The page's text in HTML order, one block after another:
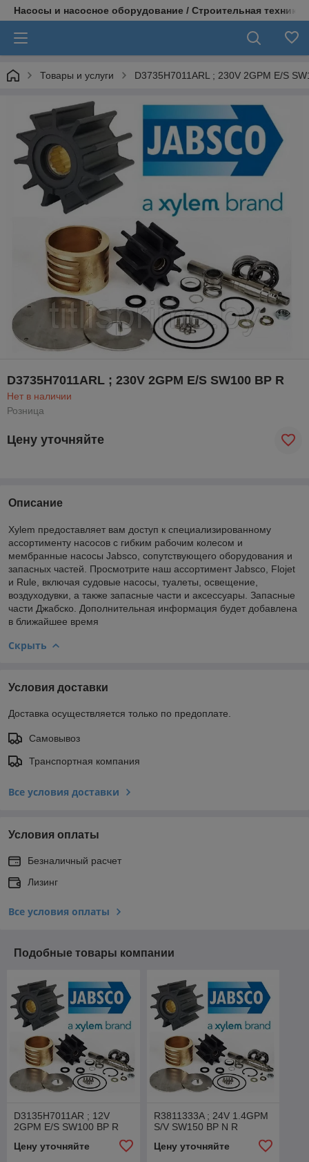
Насосы и насосное оборудование / Строительная техника
Товары и услуги D3735H7011ARL ; 230V 2GPM E/S
D3735H7011ARL ; 230V 2GPM E/S SW100 BP R
Нет в наличии
Розница
Цену уточняйте
Описание
Xylem предоставляет вам доступ к специализированному
ассортименту насосов с гибким рабочим колесом и
мембранные насосы Jabsco, сопутствующего оборудования и
запасных частей. Просмотрите наш ассортимент Jabsco, Flojet
и Rule, включая судовые насосы, туалеты, освещение,
воздуходувки, а также запасные части и аксессуары. Запасные
части Джабско. Дополнительная информация будет добавлена
в ближайшее время
Скрыть
Условия доставки
Доставка осуществляется только по предоплате.
Самовывоз
Транспортная компания
Все условия доставки
Условия оплаты
Безналичный расчет
Лизинг
Все условия оплаты
Подобные товары компании
D3135H7011AR ; 12V
2GPM E/S SW100 BP R
Цену уточняйте
R3811333A ; 24V 1.4GPM
S/V SW150 BP N R
Цену уточняйте